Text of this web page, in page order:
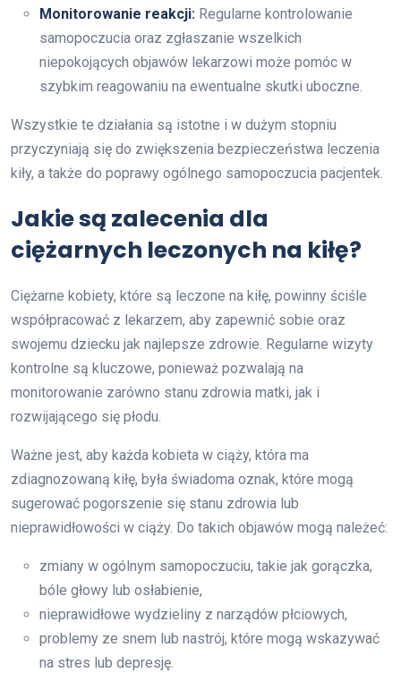
Monitorowanie reakcji: Regularne kontrolowanie
samopoczucia oraz zgłaszanie wszelkich
niepokojących objawów lekarzowi może pomóc w
szybkim reagowaniu na ewentualne skutki uboczne.
Wszystkie te działania są istotne i w dużym stopniu
przyczyniają się do zwiększenia bezpieczeństwa leczenia
kiły, a także do poprawy ogólnego samopoczucia pacjentek.
Jakie są zalecenia dla
ciężarnych leczonych na kiłę?
Ciężarne kobiety, które są leczone na kiłę, powinny ściśle
współpracować z lekarzem, aby zapewnić sobie oraz
swojemu dziecku jak najlepsze zdrowie. Regularne wizyty
kontrolne są kluczowe, ponieważ pozwalają na
monitorowanie zarówno stanu zdrowia matki, jak i
rozwijającego się płodu.
Ważne jest, aby każda kobieta w ciąży, która ma
zdiagnozowaną kiłę, była świadoma oznak, które mogą
sugerować pogorszenie się stanu zdrowia lub
nieprawidłowości w ciąży. Do takich objawów mogą należeć:
zmiany w ogólnym samopoczuciu, takie jak gorączka,
bóle głowy lub osłabienie,
nieprawidłowe wydzieliny z narządów płciowych,
problemy ze snem lub nastrój, które mogą wskazywać
na stres lub depresję.